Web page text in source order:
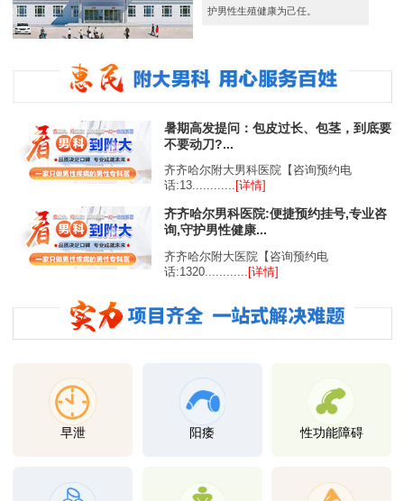
护男性生殖健康为己任。
暑期高发提问：包皮过长、包茎，到底要
不要动刀?...
齐齐哈尔附大男科医院【咨询预约电
话:13............ [详情]
齐齐哈尔男科医院:便捷预约挂号,专业咨
询,守护男性健康...
齐齐哈尔附大医院【咨询预约电
话:1320............
[详情]
早泄 阳痿 性功能障碍